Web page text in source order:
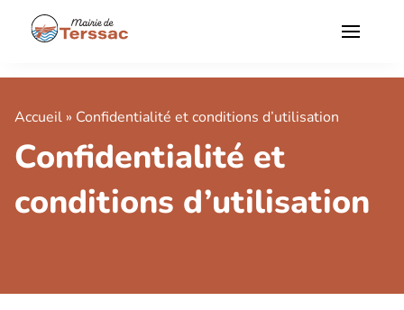
principal
principale
VILLAGE
Mairie
SERVICE
Urbanisme
fermer
Rechercher
d'Ariane
Accueil Confidentialité et conditions d’utilisation
Confidentialité et
conditions d’utilisation